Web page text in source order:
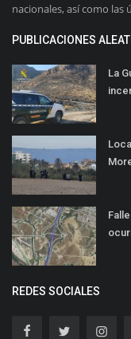
nacionales, así como las
PUBLICACIONES
La
REDES SOCIALES